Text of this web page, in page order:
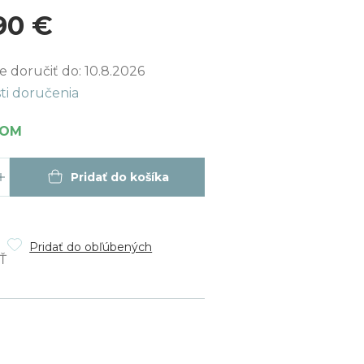
€
doručiť do: 10.8.2026
doručenia
Pridať do košíka
Pridať do obľúbených